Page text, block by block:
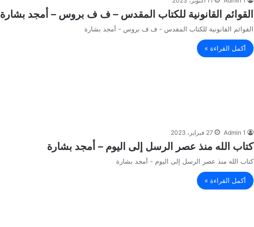
القوائم القانونية للكتاب المقدس – ف ف بروس – أمجد بشارة
القوائم القانونية للكتاب المقدس - ف ف بروس - أمجد بشارة
أكمل القراءة »
Admin 1 27 فبراير، 2023
كتاب الله منذ عصر الرسل إلى اليوم – أمجد بشارة
كتاب الله منذ عصر الرسل إلى اليوم - أمجد بشارة
أكمل القراءة »